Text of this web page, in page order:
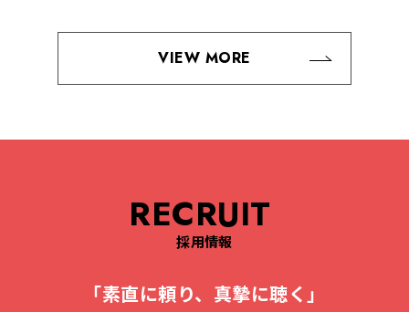
VIEW MORE
RECRUIT
採用情報
「素直に頼り、真摯に聴く」